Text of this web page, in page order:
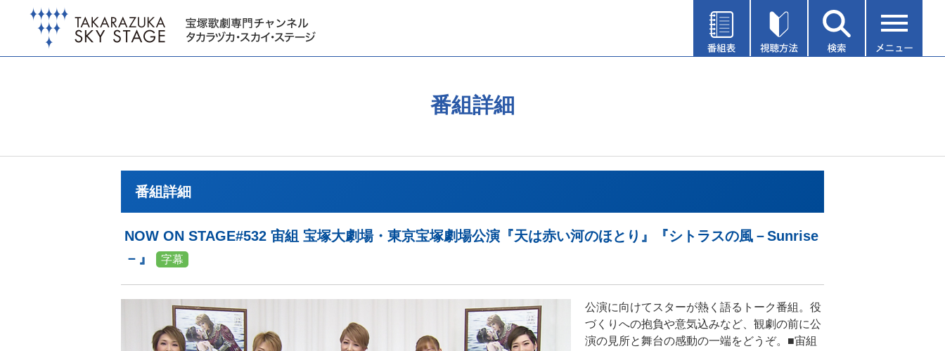
番組詳細
番組詳細
NOW ON STAGE#532 宙組 宝塚大劇場・東京宝塚劇場公演『天は赤い河のほとり』『シトラスの風－Sunrise
－』
字幕
公演に向けてスターが熱く語るトーク番組。役
づくりへの抱負や意気込みなど、観劇の前に公
演の見所と舞台の感動の一端をどうぞ。■宙組